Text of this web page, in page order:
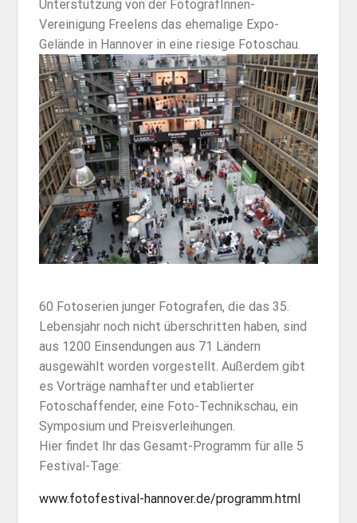
Unterstützung von der FotografInnen-
Vereinigung Freelens das ehemalige Expo-
Gelände in Hannover in eine riesige Fotoschau.
60 Fotoserien junger Fotografen, die das 35.
Lebensjahr noch nicht überschritten haben, sind
aus 1200 Einsendungen aus 71 Ländern
ausgewählt worden vorgestellt. Außerdem gibt
es Vorträge namhafter und etablierter
Fotoschaffender, eine Foto-Technikschau, ein
Symposium und Preisverleihungen.
Hier findet Ihr das Gesamt-Programm für alle 5
Festival-Tage:
www.fotofestival-hannover.de/programm.html